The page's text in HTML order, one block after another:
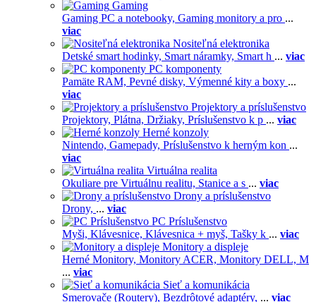
Gaming
Gaming PC a notebooky, Gaming monitory a pro ...
viac
Nositeľná elektronika
Detské smart hodinky, Smart náramky, Smart h ... viac
PC komponenty
Pamäte RAM, Pevné disky, Výmenné kity a boxy ...
viac
Projektory a príslušenstvo
Projektory, Plátna, Držiaky, Príslušenstvo k p ... viac
Herné konzoly
Nintendo, Gamepady, Príslušenstvo k herným kon ...
viac
Virtuálna realita
Okuliare pre Virtuálnu realitu, Stanice a s ... viac
Drony a príslušenstvo
Drony, ... viac
PC Príslušenstvo
Myši, Klávesnice, Klávesnica + myš, Tašky k ... viac
Monitory a displeje
Herné Monitory, Monitory ACER, Monitory DELL, M
... viac
Sieť a komunikácia
Smerovače (Routery), Bezdrôtové adaptéry, ... viac